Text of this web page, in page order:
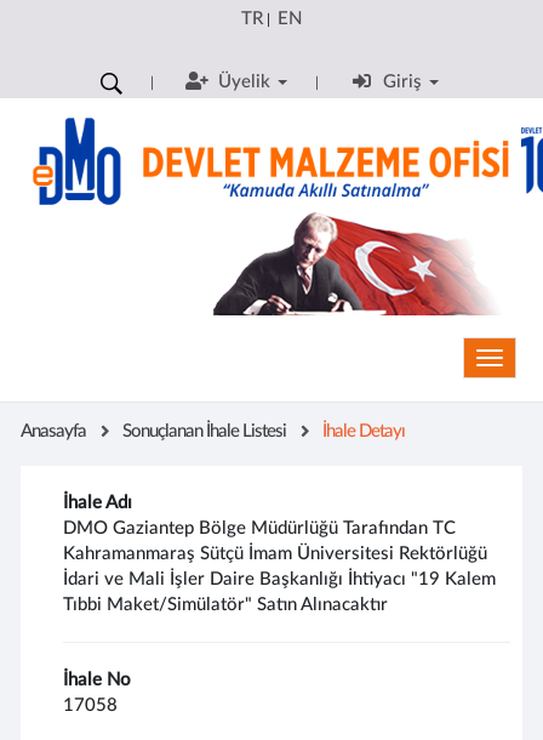
TR| EN
Üyelik Giriş
Anasayfa Sonuçlanan İhale Listesi İhale Detayı
İhale Adı
DMO Gaziantep Bölge Müdürlüğü Tarafından TC
Kahramanmaraş Sütçü İmam Üniversitesi Rektörlüğü
İdari ve Mali İşler Daire Başkanlığı İhtiyacı "19 Kalem
Tıbbi Maket/Simülatör" Satın Alınacaktır
İhale No
17058